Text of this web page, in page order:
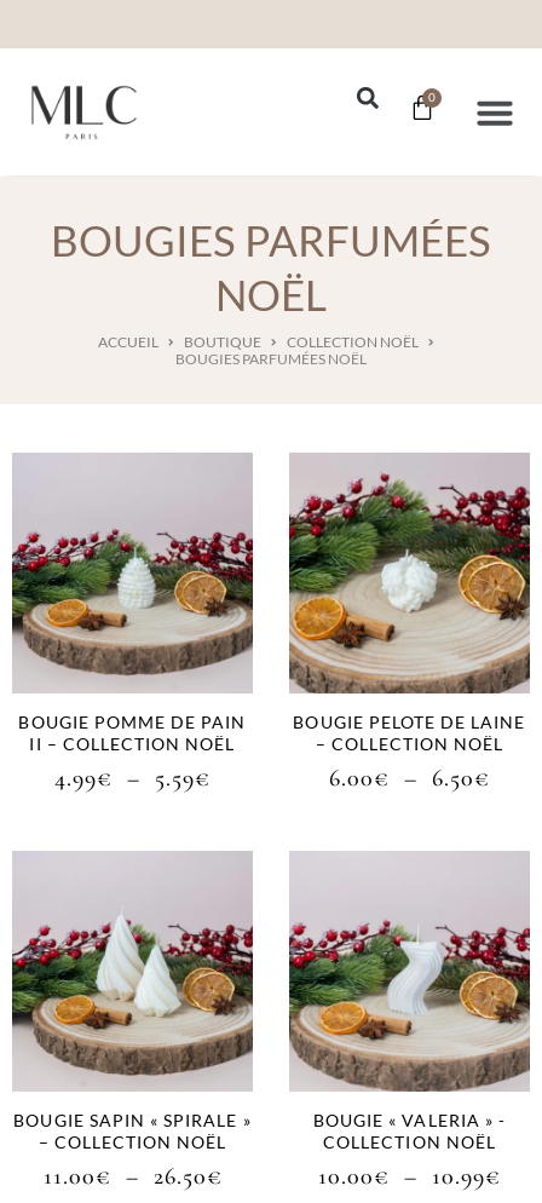
0
BOUGIES PARFUMÉES
NOËL
ACCUEIL BOUTIQUE
COLLECTION NOËL
BOUGIES PARFUMÉES NOËL
BOUGIE POMME DE PAIN
II – COLLECTION NOËL
4.99€ – 5.59€
BOUGIE PELOTE DE LAINE
– COLLECTION NOËL
6.00€ – 6.50€
BOUGIE SAPIN « SPIRALE »
– COLLECTION NOËL
11.00€ – 26.50€
BOUGIE « VALERIA » -
COLLECTION NOËL
10.00€ – 10.99€